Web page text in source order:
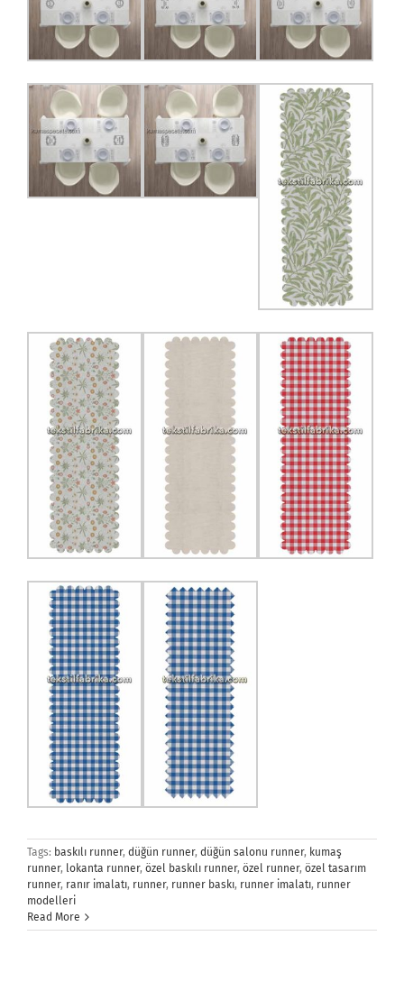
Tags: baskılı runner, düğün runner, düğün salonu runner, kumaş
runner, lokanta runner, özel baskılı runner, özel runner, özel tasarım
runner, ranır imalatı, runner, runner baskı, runner imalatı, runner
modelleri
Read More